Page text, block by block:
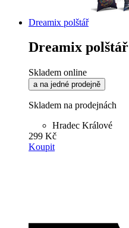
Dreamix polštář
Dreamix polštář
Skladem online
a na jedné prodejně
Skladem na prodejnách
Hradec Králové
299 Kč
Koupit